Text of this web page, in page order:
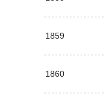
1859
1860